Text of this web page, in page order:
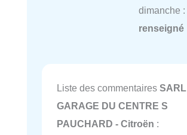
dimanche :
renseigné
Liste des commentaires SARL
GARAGE DU CENTRE S
PAUCHARD - Citroën :